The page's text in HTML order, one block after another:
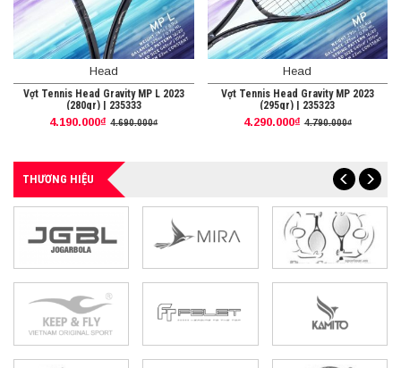
Head
Vợt Tennis Head Gravity MP L 2023
(280gr) | 235333
4.190.000₫ 4.690.000₫
Head
Vợt Tennis Head Gravity MP 2023
(295gr) | 235323
4.290.000₫ 4.790.000₫
THƯƠNG HIỆU